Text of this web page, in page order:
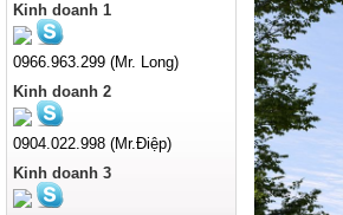
Kinh doanh 1
0966.963.299 (Mr. Long)
Kinh doanh 2
0904.022.998 (Mr.Điệp)
Kinh doanh 3